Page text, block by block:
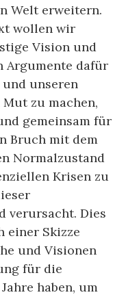
Welt erweitern.
wollen wir
Vision und
Argumente dafür
unseren
zu machen,
gemeinsam für
Bruch mit dem
Normalzustand
Krisen zu
verursacht. Dies
einer Skizze
und Visionen
für die
haben, um